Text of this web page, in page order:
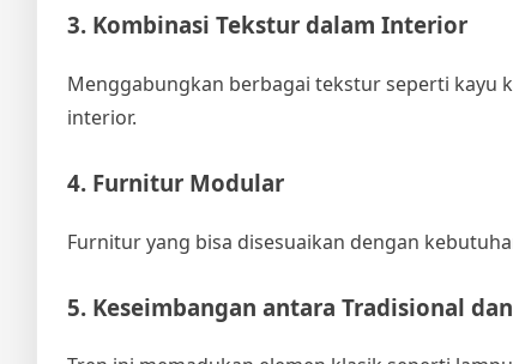
3. Kombinasi Tekstur dalam Interior
Menggabungkan berbagai tekstur seperti kayu
interior.
4. Furnitur Modular
Furnitur yang bisa disesuaikan dengan
5. Keseimbangan antara Tradisional